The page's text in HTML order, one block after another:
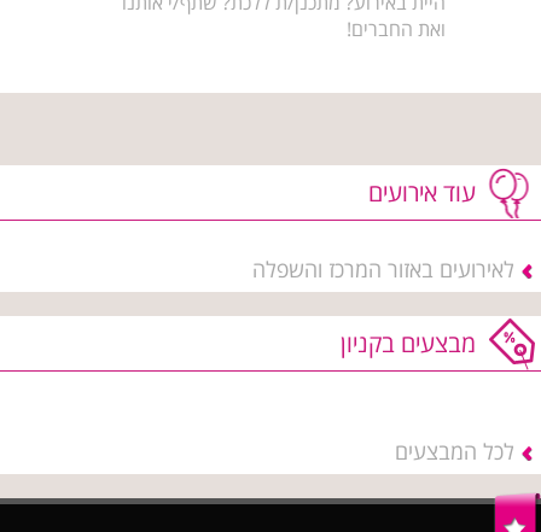
ואת החברים!
עוד אירועים
לאירועים באזור המרכז והשפלה
מבצעים בקניון
לכל המבצעים